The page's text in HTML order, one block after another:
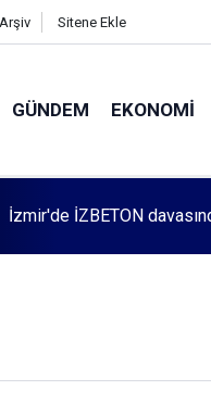
Arşiv Sitene Ekle
GÜNDEM EKONOMI
Cumartesi anneleri 1083.